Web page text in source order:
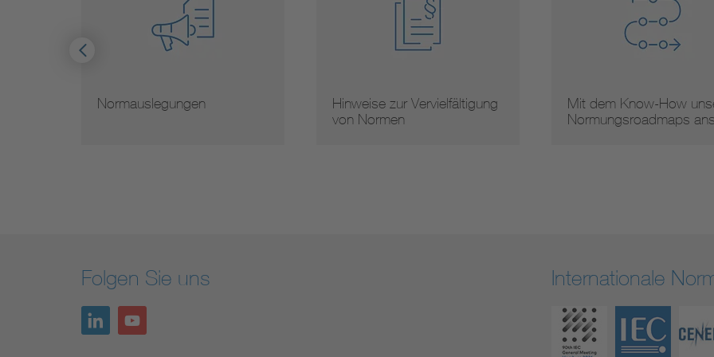
Hinweise zur Vervielfältigung
Mit dem Know-How unserer
Normungsroadmaps ans …
Arbeitsergebnisse
Folgen Sie uns Internationale